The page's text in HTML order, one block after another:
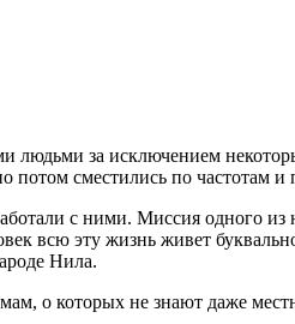
за исключением
сместились по частотам и
с ними. Миссия одного
всю эту жизнь живет
Нила.
о которых не знают даже